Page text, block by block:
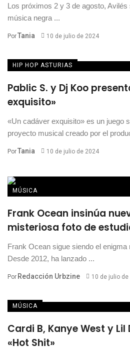
Los próximos 2 y 3 de agosto,
música negra ...
PorTania 10 de julio de 2024
HIP HOP ASTURIAS
Pablic S. y Dj Koo
exquisito»
«Un cadáver exquisito» es un juego
proyecto musical creado por el
PorTania 10 de julio de 2024
MÚSICA
Frank Ocean insinúa
misteriosa foto de
Frank Ocean sigue siendo el
Desde 2012, ha lanzado ...
Por Redacción Urbzine 10 de julio de
MÚSICA
Cardi B, Kanye West y Lil
«Hot Shit»